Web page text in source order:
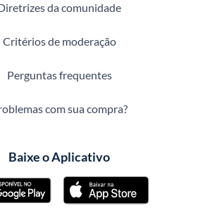
da comunidade
Critérios de moderação
Perguntas frequentes
com sua compra?
Baixe o Aplicativo